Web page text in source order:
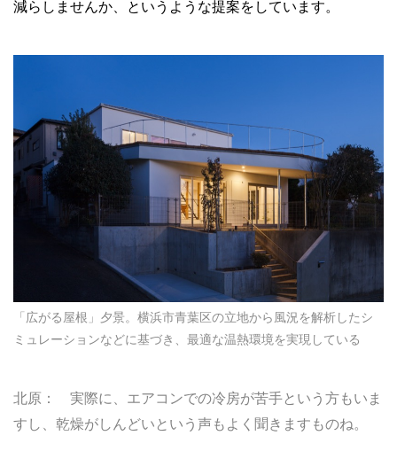
減らしませんか、というような提案をしています。
「広がる屋根」夕景。横浜市青葉区の立地から風況を解析したシ
ミュレーションなどに基づき、最適な温熱環境を実現している
北原： 実際に、エアコンでの冷房が苦手という方もいま
すし、乾燥がしんどいという声もよく聞きますものね。